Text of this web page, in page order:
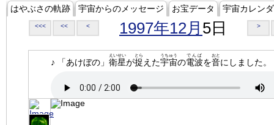
はやぶさの軌跡 宇宙からのメッセージ お宝データ 宇宙カレン
<<< << < 1997年12月 5日 >
♪ 「あけぼの」 衛星
えいせい
が捉
とら
えた宇宙
うちゅう
の電波
でんぱ
を音
おと
にしました。